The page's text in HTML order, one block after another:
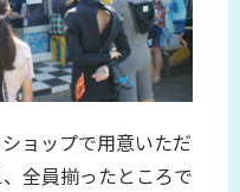
ョップで用意いただ
全員揃ったところで